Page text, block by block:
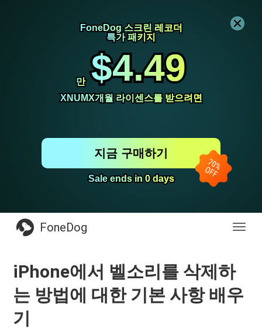
FoneDog 스크린 레코더
FoneDog 스크린 레코더
특가 패키지
특가 패키지
만
만 $4.49
$4.49
XNUMX개월 라이센스를 받으려면
XNUMX개월 라이센스를 받으려면
Sale ends in 0 days
Sale ends in 0 days
지금 구매하기
전
FoneDog
iPhone에서 벨소리를 삭제하
는 방법에 대한 기본 사항 배우
기